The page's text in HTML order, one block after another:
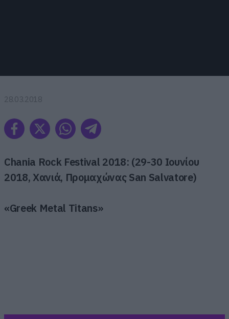
28.03.2018
Chania Rock Festival 2018: (29-30 Ιουνίου
2018, Χανιά, ΠρομαχώναςSan Salvatore)
«Greek Metal Titans»